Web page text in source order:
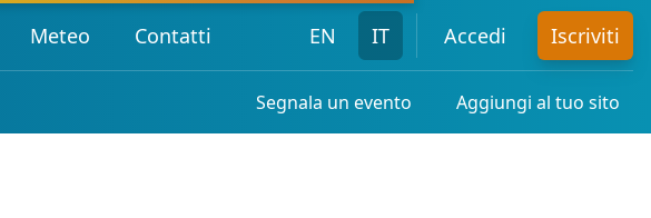
Meteo Contatti EN IT Accedi Iscriviti
Segnala un evento Aggiungi al tuo sito